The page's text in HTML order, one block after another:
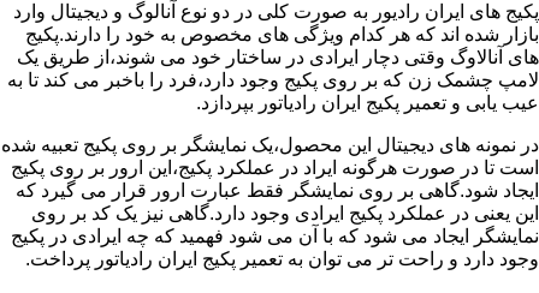
پکیج های ایران رادیور به صورت کلی در دو نوع آنالوگ و دیجیتال وارد
بازار شده اند که هر کدام ویژگی های مخصوص به خود را دارند.پکیج
های آنالاوگ وقتی دچار ایرادی در ساختار خود می شوند،از طریق یک
لامپ چشمک زن که بر روی پکیج وجود دارد،فرد را باخبر می کند تا به
عیب یابی و تعمیر پکیج ایران رادیاتور بپردازد.
در نمونه های دیجیتال این محصول،یک نمایشگر بر روی پکیج تعبیه شده
است تا در صورت هرگونه ایراد در عملکرد پکیج،این ارور بر روی پکیج
ایجاد شود.گاهی بر روی نمایشگر فقط عبارت ارور قرار می گیرد که
این یعنی در عملکرد پکیج ایرادی وجود دارد.گاهی نیز یک کد بر روی
نمایشگر ایجاد می شود که با آن می شود فهمید که چه ایرادی در پکیج
وجود دارد و راحت تر می توان به تعمیر پکیج ایران رادیاتور پرداخت.